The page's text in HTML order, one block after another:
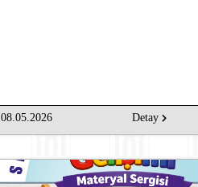
08.05.2026 Detay